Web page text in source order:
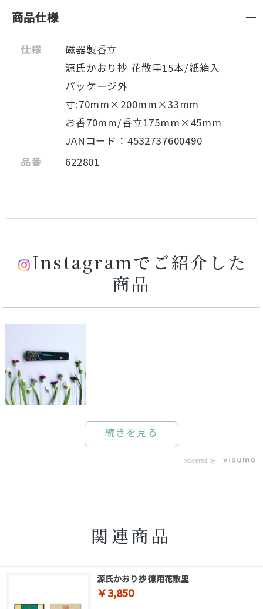
商品仕様
仕様
磁器製香立
源氏かおり抄 花散里15本/紙箱入
パッケージ外
寸:70mm×200mm×33mm
お香70mm/香立175mm×45mm
JANコード：4532737600490
品番
622801
Instagramでご紹介した
商品
続きを見る
powered by
関連商品
源氏かおり抄 徳用花散里
￥3,850